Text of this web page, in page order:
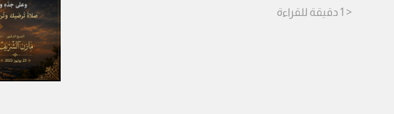
< 1 دقيقة للقراءة